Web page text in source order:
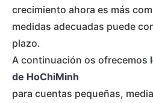
crecimiento ahora es más
medidas adecuadas puede
plazo.
A continuación os ofrecemos
de HoChiMinh
para cuentas pequeñas,